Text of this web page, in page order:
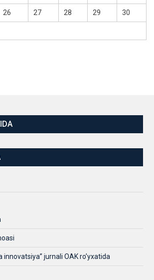
26 27 28 29 30
innovatsiya” jurnali OAK ro’yxatida